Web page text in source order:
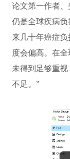
论文第一作者、
仍是全球疾病
来几十年癌症
度会偏高。在
未得到足够重
不足。”